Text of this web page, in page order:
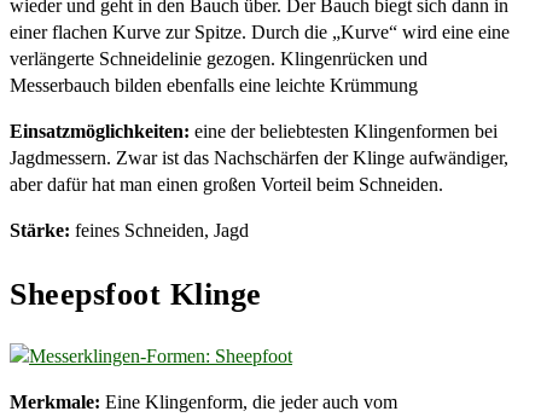
wieder und geht in den Bauch über. Der Bauch biegt sich dann in
einer flachen Kurve zur Spitze. Durch die „Kurve“ wird eine eine
verlängerte Schneidelinie gezogen. Klingenrücken und
Messerbauch bilden ebenfalls eine leichte Krümmung
Einsatzmöglichkeiten: eine der beliebtesten Klingenformen bei
Jagdmessern. Zwar ist das Nachschärfen der Klinge aufwändiger,
aber dafür hat man einen großen Vorteil beim Schneiden.
Stärke: feines Schneiden, Jagd
Sheepsfoot Klinge
Merkmale: Eine Klingenform, die jeder auch vom